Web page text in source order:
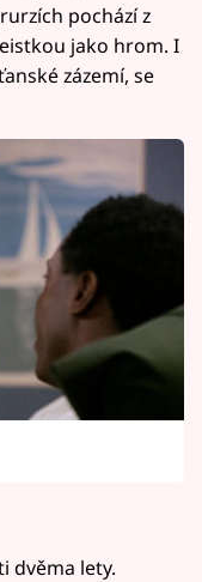
pochází z
jako hrom. I
zázemí, se
dvěma lety.